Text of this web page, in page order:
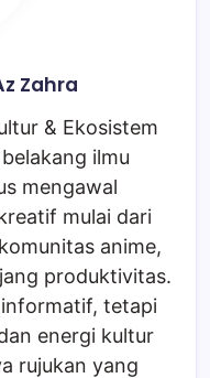
Zahra
& Ekosistem
ilmu
mengawal
mulai dari
anime,
produktivitas.
tetapi
energi kultur
rujukan yang